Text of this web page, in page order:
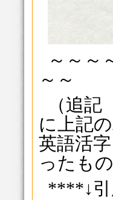
～～～
～～
（追
に上記
英語活
ったも
****↓